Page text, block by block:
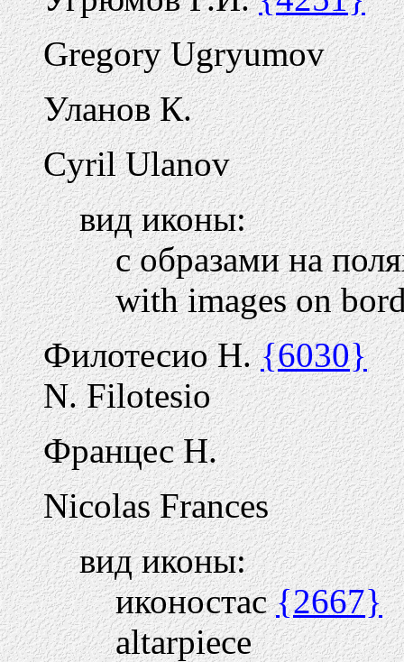
Gregory Ugryumov
Уланов К.
Cyril Ulanov
вид иконы:
с образами на
with images on
Филотесио Н.{6030}
N. Filotesio
Францес Н.
Nicolas Frances
вид иконы:
иконостас{2667}
altarpiece